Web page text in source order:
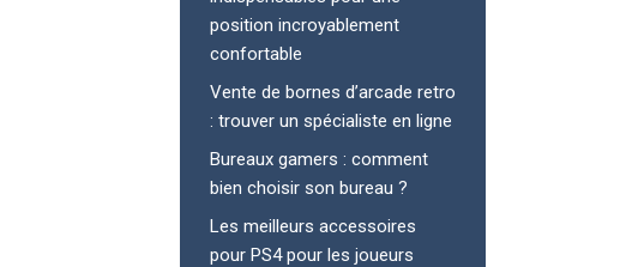
position incroyablement
confortable
Vente de bornes d’arcade retro
: trouver un spécialiste en ligne
Bureaux gamers : comment
bien choisir son bureau ?
Les meilleurs accessoires
pour PS4 pour les joueurs